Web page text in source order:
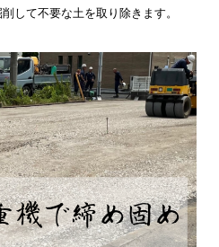
して不要な土を取り除きます。